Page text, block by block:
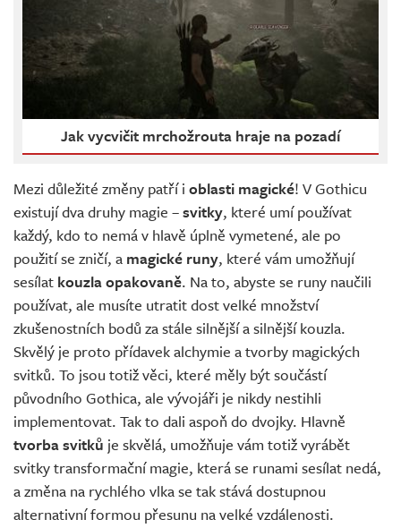
Jak vycvičit mrchožrouta hraje na pozadí
Mezi důležité změny patří i oblasti magické! V Gothicu
existují dva druhy magie –svitky, které umí používat
každý, kdo to nemá v hlavě úplně vymetené, ale po
použití se zničí, a magické runy, které vám umožňují
sesílat kouzla opakovaně. Na to, abyste se runy naučili
používat, ale musíte utratit dost velké množství
zkušenostních bodů za stále silnější a silnější kouzla.
Skvělý je proto přídavek alchymie a tvorby magických
svitků. To jsou totiž věci, které měly být součástí
původního Gothica, ale vývojáři je nikdy nestihli
implementovat. Tak to dali aspoň do dvojky. Hlavně
tvorba svitků je skvělá, umožňuje vám totiž vyrábět
svitky transformační magie, která se runami sesílat nedá,
a změna na rychlého vlka se tak stává dostupnou
alternativní formou přesunu na velké vzdálenosti.